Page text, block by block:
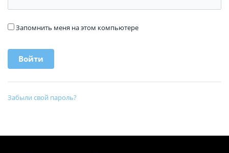
Запомнить меня на этом компьютере
Забыли свой пароль?